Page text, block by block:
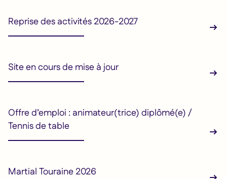
Reprise des activités 2026-2027
Site en cours de mise à jour
Offre d’emploi : animateur(trice) diplômé(e) /
Tennis de table
Martial Touraine 2026